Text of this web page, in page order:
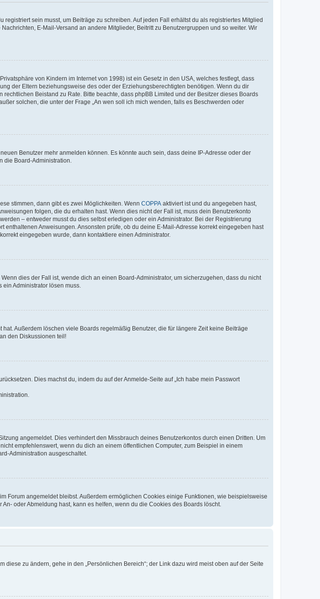
sein musst, um Beiträge zu schreiben. Auf jeden Fall erhältst du als registriertes Mitglied
E-Mail-Versand an andere Mitglieder, Beitritt zu Benutzergruppen und so weiter. Wir
von Kindern im Internet von 1998) ist ein Gesetz in den USA, welches festlegt, dass
der Eltern beziehungsweise des oder der Erziehungsberechtigten benötigen. Wenn du dir
Beistand zu Rate. Bitte beachte, dass phpBB Limited und der Besitzer dieses Boards
solchen, die unter der Frage „An wen soll ich mich wenden, falls es Beschwerden oder
Benutzer mehr anmelden können. Es könnte auch sein, dass deine IP-Adresse oder der
die Board-Administration.
stimmen, dann gibt es zwei Möglichkeiten. Wenn COPPA aktiviert ist und du angegeben hast,
folgen, die du erhalten hast. Wenn dies nicht der Fall ist, muss dein Benutzerkonto
– entweder musst du dies selbst erledigen oder ein Administrator. Bei der Registrierung
Anweisungen. Ansonsten prüfe, ob du deine E-Mail-Adresse korrekt eingegeben hast
eingegeben wurde, dann kontaktiere einen Administrator.
dies der Fall ist, wende dich an einen Board-Administrator, um sicherzugehen, dass du nicht
Administrator lösen muss.
Außerdem löschen viele Boards regelmäßig Benutzer, die für längere Zeit keine Beiträge
den Diskussionen teil!
Dies machst du, indem du auf der Anmelde-Seite auf „Ich habe mein Passwort
angemeldet. Dies verhindert den Missbrauch deines Benutzerkontos durch einen Dritten. Um
empfehlenswert, wenn du dich an einem öffentlichen Computer, zum Beispiel in einem
Administration ausgeschaltet.
Forum angemeldet bleibst. Außerdem ermöglichen Cookies einige Funktionen, wie beispielsweise
oder Abmeldung hast, kann es helfen, wenn du die Cookies des Boards löscht.
zu ändern, gehe in den „Persönlichen Bereich“; der Link dazu wird meist oben auf der Seite